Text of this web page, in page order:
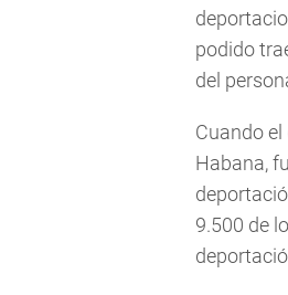
podido
del
Cuando
Habana,
9.500 de